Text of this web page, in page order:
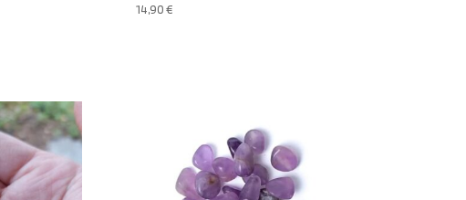
14,90€